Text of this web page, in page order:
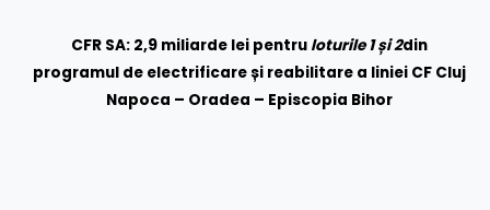
CFR SA: 2,9 miliarde lei pentru loturile 1 și 2din
programul de electrificare și reabilitare a liniei CF Cluj
Napoca – Oradea – Episcopia Bihor